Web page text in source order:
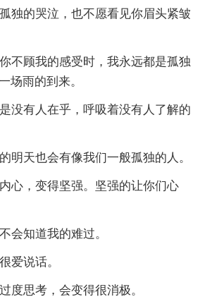
独的哭泣，也不愿看见你眉头紧皱
不顾我的感受时，我永远都是孤独
场雨的到来。
没有人在乎，呼吸着没有人了解的
明天也会有像我们一般孤独的人。
心，变得坚强。坚强的让你们心
会知道我的难过。
爱说话。
度思考，会变得很消极。